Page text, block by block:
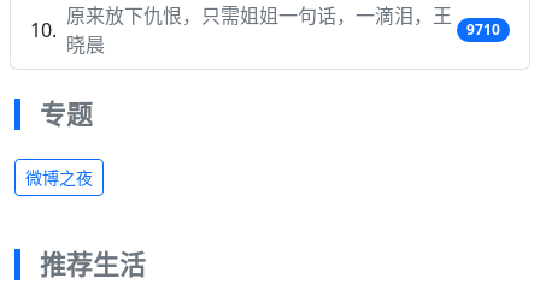
原来放下仇恨，只需姐姐一句话，一滴泪，王
晓晨
9710
专题
微博之夜
推荐生活